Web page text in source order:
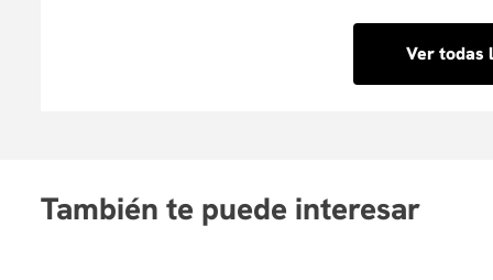
completar tu inscripción y pago en línea de forma
Ver todas
También te puede interesar